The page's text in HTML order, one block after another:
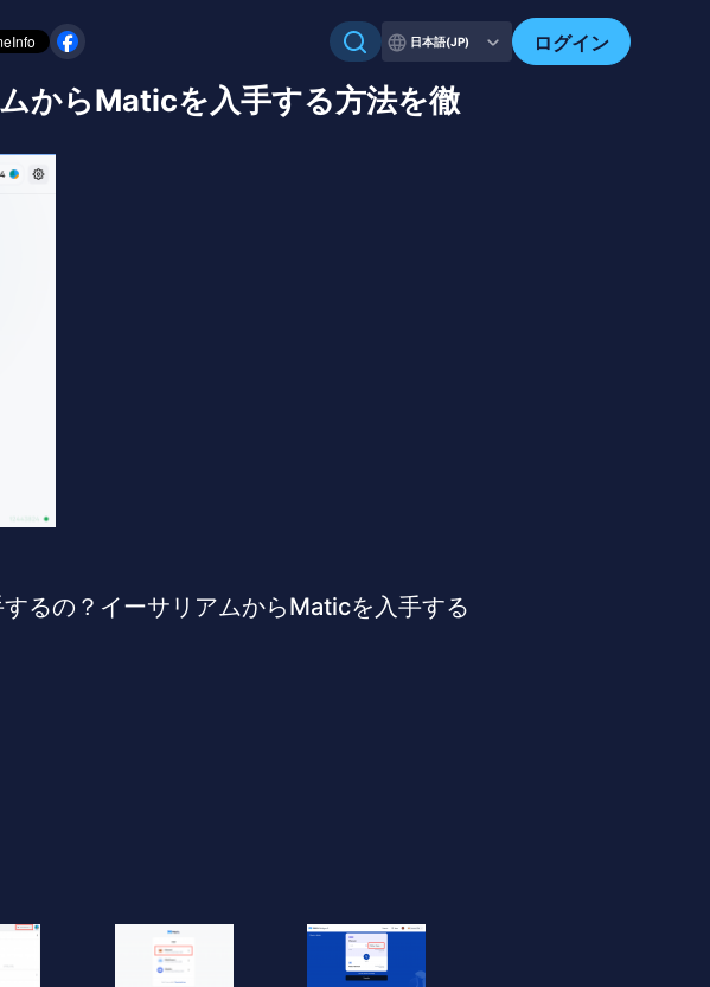
日本語(JP) ログイン
からMaticを入手する方法を徹
るの？イーサリアムからMaticを入手する